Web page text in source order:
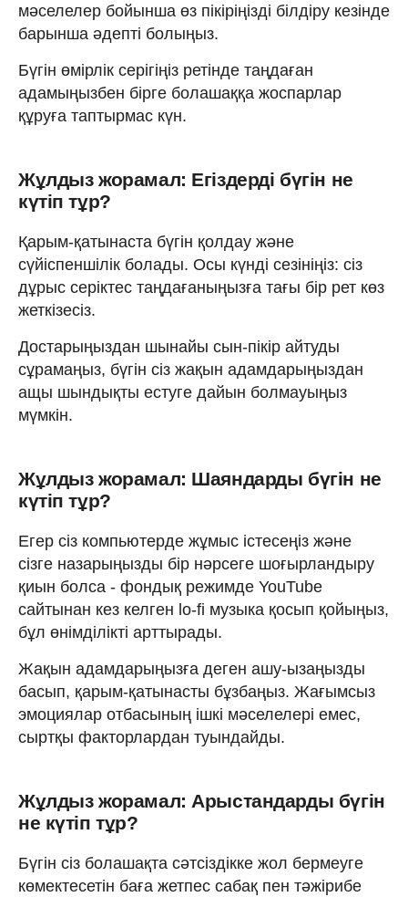
мәселелер бойынша өз пікіріңізді білдіру кезінде
барынша әдепті болыңыз.
Бүгін өмірлік серігіңіз ретінде таңдаған
адамыңызбен бірге болашаққа жоспарлар
құруға таптырмас күн.
Жұлдыз жорамал: Егіздерді бүгін не
күтіп тұр?
Қарым-қатынаста бүгін қолдау және
сүйіспеншілік болады. Осы күнді сезініңіз: сіз
дұрыс серіктес таңдағаныңызға тағы бір рет көз
жеткізесіз.
Достарыңыздан шынайы сын-пікір айтуды
сұрамаңыз, бүгін сіз жақын адамдарыңыздан
ащы шындықты естуге дайын болмауыңыз
мүмкін.
Жұлдыз жорамал: Шаяндарды бүгін не
күтіп тұр?
Егер сіз компьютерде жұмыс істесеңіз және
сізге назарыңызды бір нәрсеге шоғырландыру
қиын болса - фондық режимде YouTube
сайтынан кез келген lo-fi музыка қосып қойыңыз,
бұл өнімділікті арттырады.
Жақын адамдарыңызға деген ашу-ызаңызды
басып, қарым-қатынасты бұзбаңыз. Жағымсыз
эмоциялар отбасының ішкі мәселелері емес,
сыртқы факторлардан туындайды.
Жұлдыз жорамал: Арыстандарды бүгін
не күтіп тұр?
Бүгін сіз болашақта сәтсіздікке жол бермеуге
көмектесетін баға жетпес сабақ пен тәжірибе